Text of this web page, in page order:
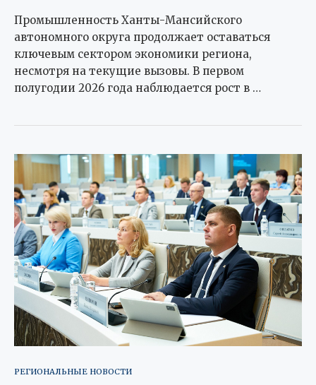
Промышленность Ханты-Мансийского
автономного округа продолжает оставаться
ключевым сектором экономики региона,
несмотря на текущие вызовы. В первом
полугодии 2026 года наблюдается рост в …
РЕГИОНАЛЬНЫЕ НОВОСТИ